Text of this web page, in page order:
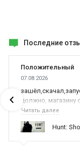
Последние
Положительный
07.08.2026
должно, магазину
время,нервы и
поддержку
оказываете
Читать далее
Hunt: